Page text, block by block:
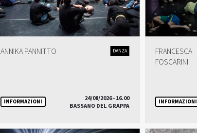
ANNIKA PANNITTO DANZA
INFORMAZIONI
24/08/2026 - 16.00
BASSANO DEL GRAPPA
FRANCESCA
FOSCARINI
INFORMAZIONI